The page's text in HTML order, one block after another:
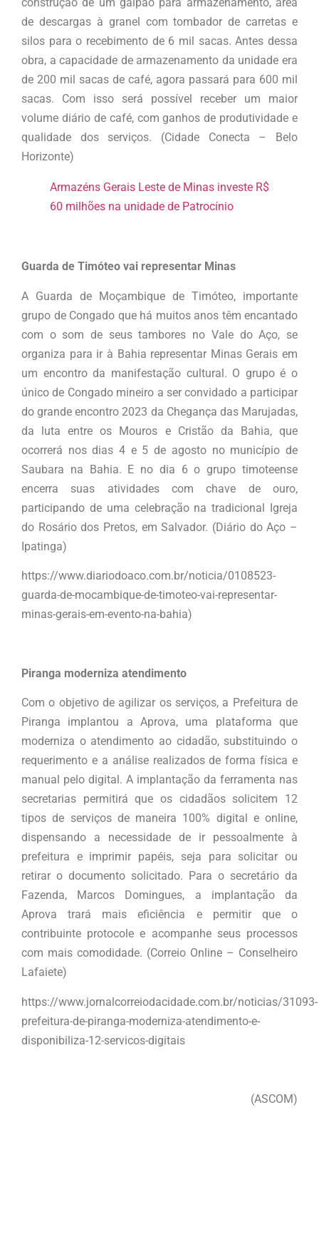
de descargas à granel com tombador de carretas e
silos para o recebimento de 6 mil sacas. Antes dessa
obra, a capacidade de armazenamento da unidade era
de 200 mil sacas de café, agora passará para 600 mil
sacas. Com isso será possível receber um maior
volume diário de café, com ganhos de produtividade e
qualidade dos serviços. (Cidade Conecta – Belo
Horizonte)
Armazéns Gerais Leste de Minas investe R$
60 milhões na unidade de Patrocínio
Guarda de Timóteo vai representar Minas
A Guarda de Moçambique de Timóteo, importante
grupo de Congado que há muitos anos têm encantado
com o som de seus tambores no Vale do Aço, se
organiza para ir à Bahia representar Minas Gerais em
um encontro da manifestação cultural. O grupo é o
único de Congado mineiro a ser convidado a participar
do grande encontro 2023 da Chegança das Marujadas,
da luta entre os Mouros e Cristão da Bahia, que
ocorrerá nos dias 4 e 5 de agosto no município de
Saubara na Bahia. E no dia 6 o grupo timoteense
encerra suas atividades com chave de ouro,
participando de uma celebração na tradicional Igreja
do Rosário dos Pretos, em Salvador. (Diário do Aço –
Ipatinga)
https://www.diariodoaco.com.br/noticia/0108523-
guarda-de-mocambique-de-timoteo-vai-representar-
minas-gerais-em-evento-na-bahia)
Piranga moderniza atendimento
Com o objetivo de agilizar os serviços, a Prefeitura de
Piranga implantou a Aprova, uma plataforma que
moderniza o atendimento ao cidadão, substituindo o
requerimento e a análise realizados de forma física e
manual pelo digital. A implantação da ferramenta nas
secretarias permitirá que os cidadãos solicitem 12
tipos de serviços de maneira 100% digital e online,
dispensando a necessidade de ir pessoalmente à
prefeitura e imprimir papéis, seja para solicitar ou
retirar o documento solicitado. Para o secretário da
Fazenda, Marcos Domingues, a implantação da
Aprova trará mais eficiência e permitir que o
contribuinte protocole e acompanhe seus processos
com mais comodidade. (Correio Online – Conselheiro
Lafaiete)
https://www.jornalcorreiodacidade.com.br/noticias/31093-
prefeitura-de-piranga-moderniza-atendimento-e-
disponibiliza-12-servicos-digitais
(ASCOM)